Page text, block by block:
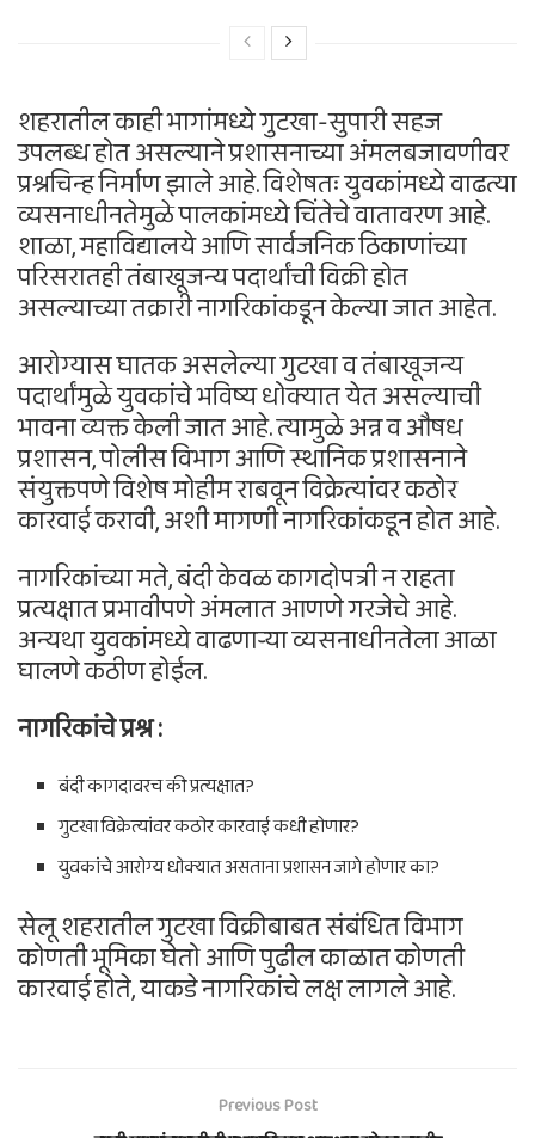
शहरातील काही भागांमध्ये गुटखा-सुपारी सहज
उपलब्ध होत असल्याने प्रशासनाच्या अंमलबजावणीवर
प्रश्नचिन्ह निर्माण झाले आहे. विशेषतः युवकांमध्ये वाढत्या
व्यसनाधीनतेमुळे पालकांमध्ये चिंतेचे वातावरण आहे.
शाळा, महाविद्यालये आणि सार्वजनिक ठिकाणांच्या
परिसरातही तंबाखूजन्य पदार्थांची विक्री होत
असल्याच्या तक्रारी नागरिकांकडून केल्या जात आहेत.
आरोग्यास घातक असलेल्या गुटखा व तंबाखूजन्य
पदार्थांमुळे युवकांचे भविष्य धोक्यात येत असल्याची
भावना व्यक्त केली जात आहे. त्यामुळे अन्न व औषध
प्रशासन, पोलीस विभाग आणि स्थानिक प्रशासनाने
संयुक्तपणे विशेष मोहीम राबवून विक्रेत्यांवर कठोर
कारवाई करावी, अशी मागणी नागरिकांकडून होत आहे.
नागरिकांच्या मते, बंदी केवळ कागदोपत्री न राहता
प्रत्यक्षात प्रभावीपणे अंमलात आणणे गरजेचे आहे.
अन्यथा युवकांमध्ये वाढणाऱ्या व्यसनाधीनतेला आळा
घालणे कठीण होईल.
नागरिकांचे प्रश्न :
बंदी कागदावरच की प्रत्यक्षात?
गुटखा विक्रेत्यांवर कठोर कारवाई कधी होणार?
युवकांचे आरोग्य धोक्यात असताना प्रशासन जागे होणार का?
सेलू शहरातील गुटखा विक्रीबाबत संबंधित विभाग
कोणती भूमिका घेतो आणि पुढील काळात कोणती
कारवाई होते, याकडे नागरिकांचे लक्ष लागले आहे.
Previous Post